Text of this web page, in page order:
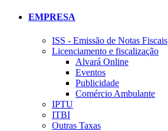
EMPRESA
ISS - Emissão de Notas Fiscais
Licenciamento e fiscalização
Alvará Online
Eventos
Publicidade
Comércio Ambulante
IPTU
ITBI
Outras Taxas